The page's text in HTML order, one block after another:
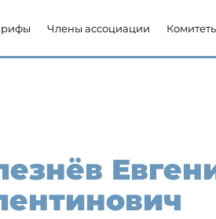
Члены ассоциации